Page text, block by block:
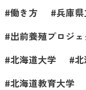
働き方
兵庫
出前養殖プロジェ
北海道大学
北海道教育大学